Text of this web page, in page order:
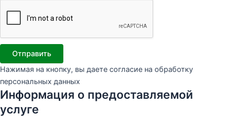
Отправить
Нажимая на кнопку, вы даете согласие на обработку
персональных данных
Информация о предоставляемой
услуге